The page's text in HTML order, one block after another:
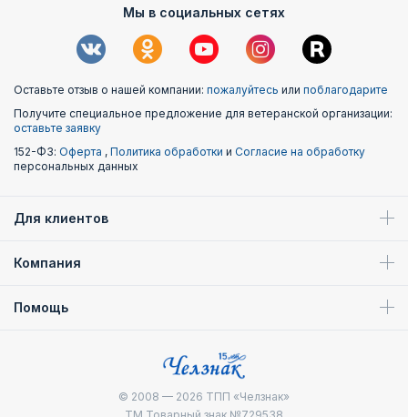
Мы в социальных сетях
Оставьте отзыв о нашей компании: пожалуйтесь или поблагодарите
Получите специальное предложение для ветеранской организации:
оставьте заявку
152-ФЗ: Оферта , Политика обработки и Согласие на обработку
персональных данных
Для клиентов
Компания
Помощь
© 2008 — 2026 ТПП «Челзнак»